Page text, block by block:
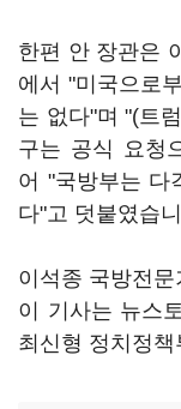
한편 안 장관은
에서 "미국으로
는 없다"며 "(트
구는 공식 요청
어 "국방부는 다
다"고 덧붙였습
이석종 국방전
이 기사는 뉴스
최신형 정치정